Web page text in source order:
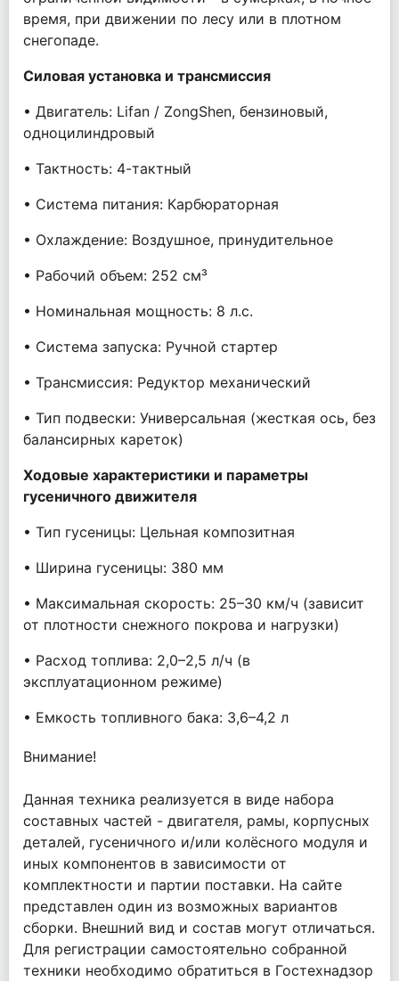
время, при движении по лесу или в плотном
снегопаде.
Силовая установка и трансмиссия
• Двигатель: Lifan / ZongShen, бензиновый,
одноцилиндровый
• Тактность: 4-тактный
• Система питания: Карбюраторная
• Охлаждение: Воздушное, принудительное
• Рабочий объем: 252 см³
• Номинальная мощность: 8 л.с.
• Система запуска: Ручной стартер
• Трансмиссия: Редуктор механический
• Тип подвески: Универсальная (жесткая ось, без
балансирных кареток)
Ходовые характеристики и параметры
гусеничного движителя
• Тип гусеницы: Цельная композитная
• Ширина гусеницы: 380 мм
• Максимальная скорость: 25–30 км/ч (зависит
от плотности снежного покрова и нагрузки)
• Расход топлива: 2,0–2,5 л/ч (в
эксплуатационном режиме)
• Емкость топливного бака: 3,6–4,2 л
Внимание!
Данная техника реализуется в виде набора
составных частей - двигателя, рамы, корпусных
деталей, гусеничного и/или колёсного модуля и
иных компонентов в зависимости от
комплектности и партии поставки. На сайте
представлен один из возможных вариантов
сборки. Внешний вид и состав могут отличаться.
Для регистрации самостоятельно собранной
техники необходимо обратиться в Гостехнадзор